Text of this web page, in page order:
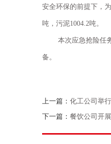
安全环保的前提下，
吨，污泥1004.2吨。
本次应急抢险任
备。
上一篇： 化工公司举
下一篇： 餐饮公司开